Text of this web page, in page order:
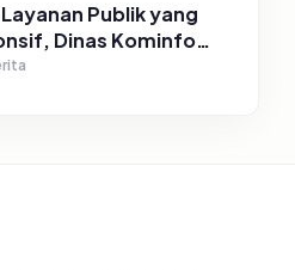
Publik yang
Dinas Kominfo
SP4N Lapor di